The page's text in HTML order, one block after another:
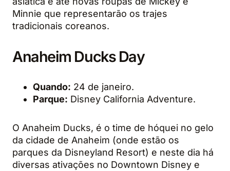
Minnie que representarão os trajes
tradicionais coreanos.
Anaheim Ducks Day
Quando: 24 de janeiro.
Parque: Disney California Adventure.
O Anaheim Ducks, é o time de hóquei no gelo
da cidade de Anaheim (onde estão os
parques da Disneyland Resort) e neste dia há
diversas ativações no Downtown Disney e